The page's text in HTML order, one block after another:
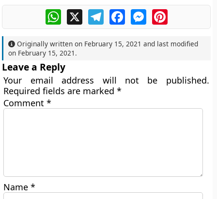
WhatsApp
X TelegramFacebookMessengerPinterest
Originally written on February 15, 2021 and last modified
on February 15, 2021 .
Leave a Reply
Your email address will not be published.
Required fields are marked*
Comment*
Name*